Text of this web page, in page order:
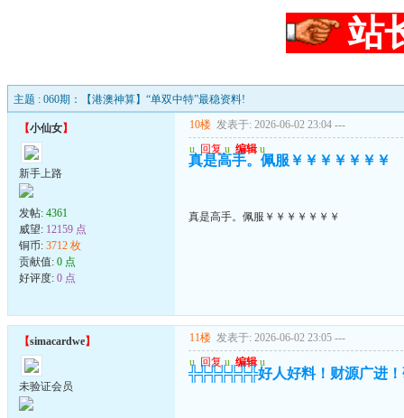
站
主题 : 060期：【港澳神算】“单双中特”最稳资料!
【小仙女】
新手上路
发帖: 4361
威望: 12159 点
铜币: 3712 枚
贡献值: 0 点
好评度: 0 点
10楼 发表于: 2026-06-02 23:04 ---
u 回复 u 编辑 u
真是高手。佩服￥￥￥￥￥￥￥
真是高手。佩服￥￥￥￥￥￥￥
【simacardwe】
未验证会员
11楼 发表于: 2026-06-02 23:05 ---
u 回复 u 编辑 u
╬╬╬╬╬╬╬好人好料！财源广进！